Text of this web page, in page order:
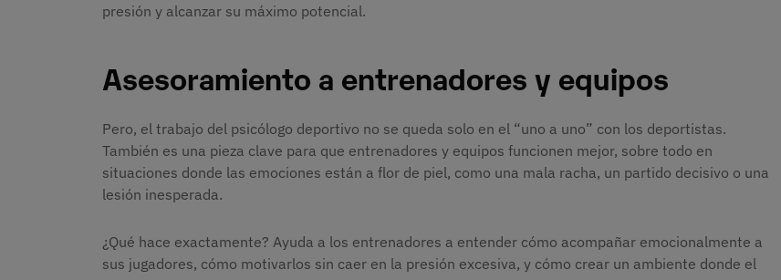
presión y alcanzar su máximo potencial.
Asesoramiento a entrenadores y equipos
Pero, el trabajo del psicólogo deportivo no se queda solo en el “uno a uno” con los deportistas.
También es una pieza clave para que entrenadores y equipos funcionen mejor, sobre todo en
situaciones donde las emociones están a flor de piel, como una mala racha, un partido decisivo o una
lesión inesperada.
¿Qué hace exactamente? Ayuda a los entrenadores a entender cómo acompañar emocionalmente a
sus jugadores, cómo motivarlos sin caer en la presión excesiva, y cómo crear un ambiente donde el